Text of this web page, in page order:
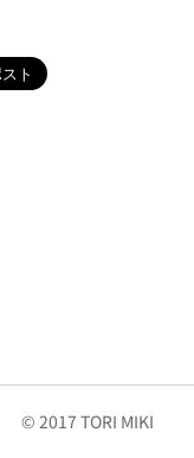
© 2017 TORI MIKI